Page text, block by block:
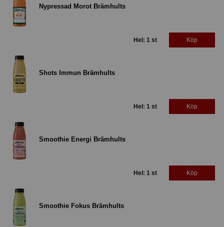
Nypressad Morot Brämhults
Hel: 1 st Köp
Shots Immun Brämhults
Hel: 1 st Köp
Smoothie Energi Brämhults
Hel: 1 st Köp
Smoothie Fokus Brämhults